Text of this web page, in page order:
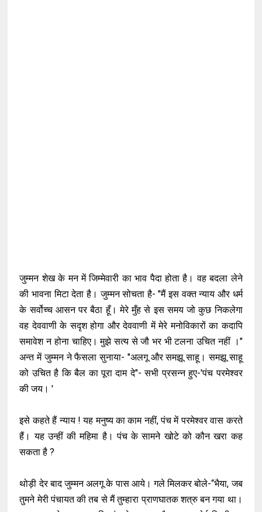
जुम्मन शेख के मन में जिम्मेवारी का भाव पैदा होता है। वह बदला लेने
की भावना मिटा देता है। जुम्मन सोचता है- "मैं इस वक्त न्याय और धर्म
के सर्वोच्च आसन पर बैठा हूँ। मेरे मुँह से इस समय जो कुछ निकलेगा
वह देववाणी के सदृश होगा और देववाणी में मेरे मनोविकारों का कदापि
समावेश न होना चाहिए। मुझे सत्य से जौ भर भी टलना उचित नहीं ।"
अन्त में जुम्मन ने फैसला सुनाया- "अलगू और समझू साहू। समझू साहू
को उचित है कि बैल का पूरा दाम दे"- सभी प्रसन्न हुए-'पंच परमेश्वर
की जय। '
इसे कहते हैं न्याय ! यह मनुष्य का काम नहीं, पंच में परमेश्वर वास करते
हैं। यह उन्हीं की महिमा है। पंच के सामने खोटे को कौन खरा कह
सकता है ?
थोड़ी देर बाद जुम्मन अलगू के पास आये। गले मिलकर बोले-“भैया, जब
तुमने मेरी पंचायत की तब से मैं तुम्हारा प्राणघातक शत्रु बन गया था।